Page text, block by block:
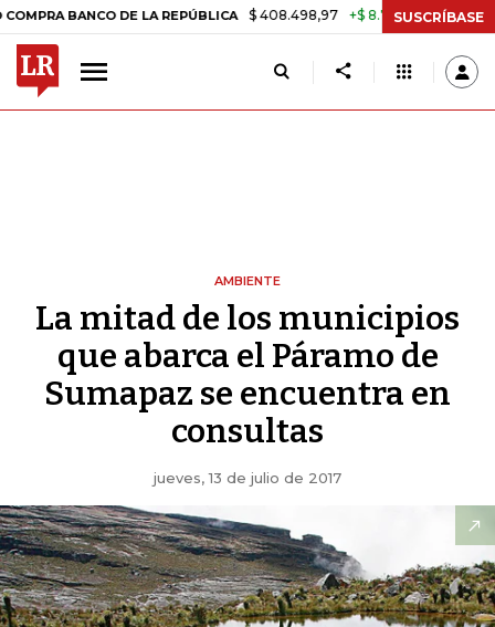
DE LA REPÚBLICA $ 408.498,97 +$ 8.753,81 +2,19% TASA
SUSCRÍBASE
AMBIENTE
La mitad de los municipios
que abarca el Páramo de
Sumapaz se encuentra en
consultas
jueves, 13 de julio de 2017